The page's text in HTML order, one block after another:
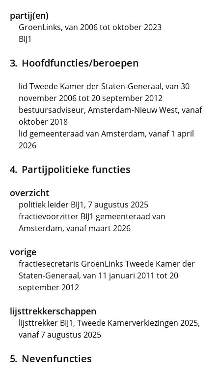
partij(en)
GroenLinks, van 2006 tot oktober 2023
BIJ1
Hoofdfuncties/beroepen
lid Tweede Kamer der Staten-Generaal, van 30
november 2006 tot 20 september 2012
bestuursadviseur, Amsterdam-Nieuw West, vanaf
oktober 2018
lid gemeenteraad van Amsterdam, vanaf 1 april
2026
Partijpolitieke functies
overzicht
politiek leider BIJ1, 7 augustus 2025
fractievoorzitter BIJ1 gemeenteraad van
Amsterdam, vanaf maart 2026
vorige
fractiesecretaris GroenLinks Tweede Kamer der
Staten-Generaal, van 11 januari 2011 tot 20
september 2012
lijsttrekkerschappen
lijsttrekker BIJ1, Tweede Kamerverkiezingen 2025,
vanaf 7 augustus 2025
Nevenfuncties